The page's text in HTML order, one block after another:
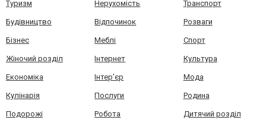
Туризм Нерухомість Транспорт
Будівництво Відпочинок Розваги
Бізнес Меблі Спорт
Жіночий розділ Інтернет Культура
Економіка Інтер'єр Мода
Кулінарія Послуги Родина
Подорожі Робота Дитячий розділ